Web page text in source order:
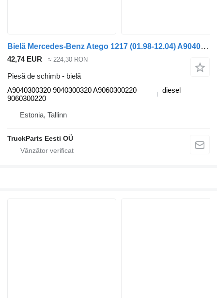
Bielă Mercedes-Benz Atego 1217 (01.98-12.04) A9040300320 pentru cap tractor Mercedes-Benz Atego, Atego 2, Atego 3 (1996-)
42,74 EUR ≈ 224,30 RON
Piesă de schimb - bielă
A9040300320 9040300320 A9060300220
9060300220
diesel
Estonia, Tallinn
TruckParts Eesti OÜ